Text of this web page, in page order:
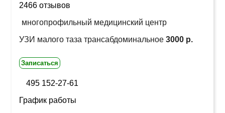
2466 отзывов
многопрофильный медицинский центр
УЗИ малого таза трансабдоминальное 3000 р.
Записаться
495 152-27-61
График работы